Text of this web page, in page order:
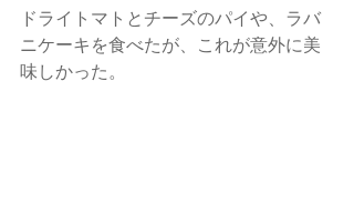
ドライトマトとチーズのパイや、ラバ
ニケーキを食べたが、これが意外に美
味しかった。